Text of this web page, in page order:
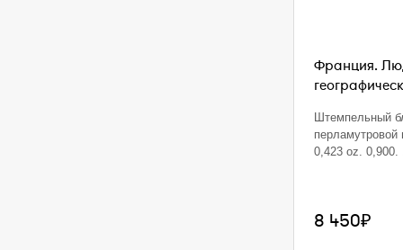
Франция.
Штемпельный
перламутровой
0,423 oz. 0,900.
8 450₽